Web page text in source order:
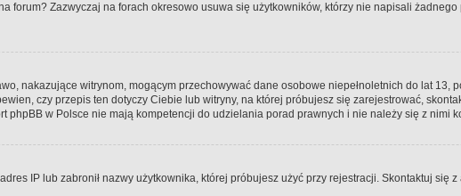
forum? Zazwyczaj na forach okresowo usuwa się użytkowników, którzy nie napisali
nakazujące witrynom, mogącym przechowywać dane osobowe niepełnoletnich do lat
czy przepis ten dotyczy Ciebie lub witryny, na której próbujesz się zarejestrować,
phpBB w Polsce nie mają kompetencji do udzielania porad prawnych i nie należy się z nimi
IP lub zabronił nazwy użytkownika, której próbujesz użyć przy rejestracji. Skontaktuj się